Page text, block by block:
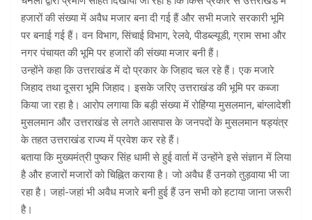
हजारों की संख्या में अवैध मजार बना दी गई हैं और सभी मजारे सरकारी भूमि
पर बनाई गई हैं। वन विभाग, सिंचाई विभाग, रेलवे, पीडब्ल्यूडी, ग्राम सभा और
नगर पंचायत की भूमि पर हजारों की संख्या मजार बनी हैं।
उन्होंने कहा कि उत्तराखंड में दो प्रकार के जिहाद चल रहे हैं। एक मजारे
जिहाद तथा दूसरा भूमि जिहाद। इसके जरिए उत्तराखंड की भूमि पर कब्जा
किया जा रहा है। आरोप लगाया कि बड़ी संख्या में रोहिंग्या मुसलमान, बांग्लादेशी
मुसलमान और उत्तराखंड से लगते आसपास के जनपदों के मुसलमान षड्यंत्र
के तहत उत्तराखंड राज्य में प्रवेश कर रहे हैं।
बताया कि मुख्यमंत्री पुष्कर सिंह धामी से हुई वार्ता में उन्होंने इसे संज्ञान में लिया
है और हजारों मजारों को चिह्नित कराया है। जो अवैध हैं उनको तुड़वाया भी जा
रहा है। जहां-जहां भी अवैध मजारे बनी हुई हैं उन सभी को हटाया जाना जरूरी
है।